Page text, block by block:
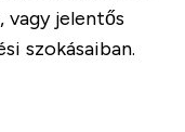
vagy jelentős
szokásaiban.